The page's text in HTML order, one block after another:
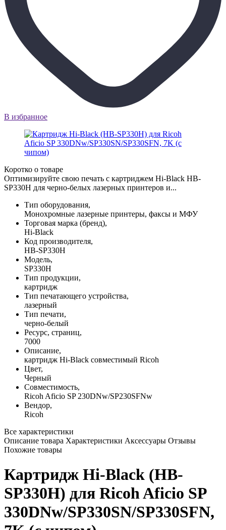
В избранное
Коротко о товаре
Оптимизируйте свою печать с картриджем Hi-Black HB-
SP330H для черно-белых лазерных принтеров и...
Тип оборудования,
Монохромные лазерные принтеры, факсы и МФУ
Торговая марка (бренд),
Hi-Black
Код производителя,
HB-SP330H
Модель,
SP330H
Тип продукции,
картридж
Тип печатающего устройства,
лазерный
Тип печати,
черно-белый
Ресурс, страниц,
7000
Описание,
картридж Hi-Black совместимый Ricoh
Цвет,
Черный
Совместимость,
Ricoh Aficio SP 230DNw/SP230SFNw
Вендор,
Ricoh
Все характеристики
Описание товара Характеристики Аксессуары Отзывы
Похожие товары
Картридж Hi-Black (HB-
SP330H) для Ricoh Aficio SP
330DNw/SP330SN/SP330SFN,